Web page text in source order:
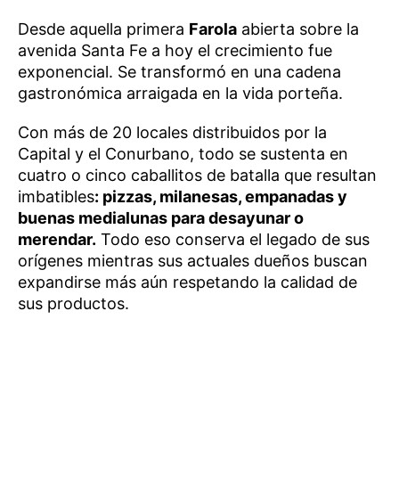
Desde aquella primera Farola abierta sobre la
avenida Santa Fe a hoy el crecimiento fue
exponencial. Se transformó en una cadena
gastronómica arraigada en la vida porteña.
Con más de 20 locales distribuidos por la
Capital y el Conurbano, todo se sustenta en
cuatro o cinco caballitos de batalla que resultan
imbatibles: pizzas, milanesas, empanadas y
buenas medialunas para desayunar o
merendar. Todo eso conserva el legado de sus
orígenes mientras sus actuales dueños buscan
expandirse más aún respetando la calidad de
sus productos.